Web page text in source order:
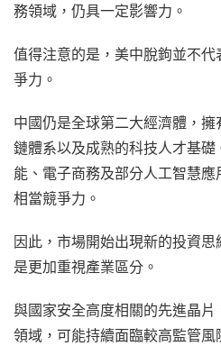
務領域，仍具一定影響力。
值得注意的是，美中脫鉤並不
爭力。
中國仍是全球第二大經濟體，
鏈體系以及成熟的科技人才基
能、電子商務及部分人工智慧
相當競爭力。
因此，市場開始出現新的投資
是更加重視產業區分。
與國家安全高度相關的先進晶
領域，可能持續面臨較高監管